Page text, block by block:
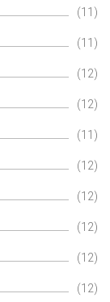
(11)
(11)
(12)
(12)
(11)
(12)
(12)
(12)
(12)
(12)